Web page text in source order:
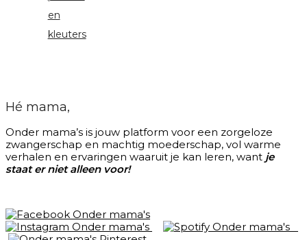
en
kleuters
Hé mama,
Onder mama’s is jouw platform voor een zorgeloze
zwangerschap en machtig moederschap, vol warme
verhalen en ervaringen waaruit je kan leren, want je
staat er niet alleen voor!